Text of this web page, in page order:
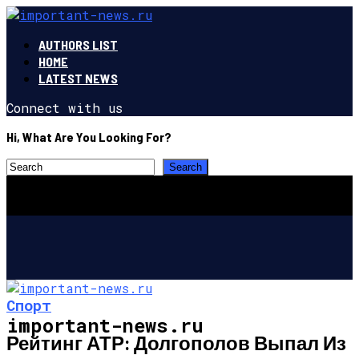
AUTHORS LIST
HOME
LATEST NEWS
Connect with us
Hi, What Are You Looking For?
important-news.ru
Спорт
Рейтинг АТР: Долгополов Выпал Из